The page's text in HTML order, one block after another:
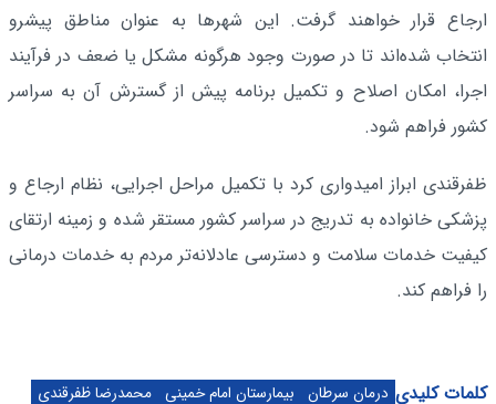
ارجاع قرار خواهند گرفت. این شهرها به عنوان مناطق پیشرو
انتخاب شده‌اند تا در صورت وجود هرگونه مشکل یا ضعف در فرآیند
اجرا، امکان اصلاح و تکمیل برنامه پیش از گسترش آن به سراسر
کشور فراهم شود.
ظفرقندی ابراز امیدواری کرد با تکمیل مراحل اجرایی، نظام ارجاع و
پزشکی خانواده به تدریج در سراسر کشور مستقر شده و زمینه ارتقای
کیفیت خدمات سلامت و دسترسی عادلانه‌تر مردم به خدمات درمانی
را فراهم کند.
کلمات کلیدی درمان سرطان بیمارستان امام خمینی محمدرضا ظفرقندی